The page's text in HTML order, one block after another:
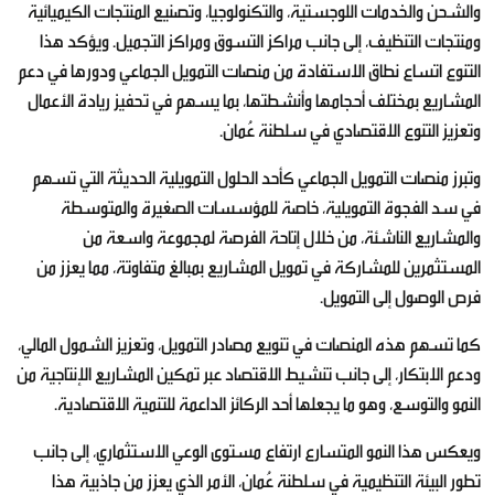
والشحن والخدمات اللوجستية، والتكنولوجيا، وتصنيع المنتجات الكيميائية
ومنتجات التنظيف، إلى جانب مراكز التسوق ومراكز التجميل. ويؤكد هذا
التنوع اتساع نطاق الاستفادة من منصات التمويل الجماعي ودورها في دعم
المشاريع بمختلف أحجامها وأنشطتها، بما يسهم في تحفيز ريادة الأعمال
وتعزيز التنوع الاقتصادي في سلطنة عُمان.
وتبرز منصات التمويل الجماعي كأحد الحلول التمويلية الحديثة التي تسهم
في سد الفجوة التمويلية، خاصة للمؤسسات الصغيرة والمتوسطة
والمشاريع الناشئة، من خلال إتاحة الفرصة لمجموعة واسعة من
المستثمرين للمشاركة في تمويل المشاريع بمبالغ متفاوتة، مما يعزز من
فرص الوصول إلى التمويل.
كما تسهم هذه المنصات في تنويع مصادر التمويل، وتعزيز الشمول المالي،
ودعم الابتكار، إلى جانب تنشيط الاقتصاد عبر تمكين المشاريع الإنتاجية من
النمو والتوسع، وهو ما يجعلها أحد الركائز الداعمة للتنمية الاقتصادية.
ويعكس هذا النمو المتسارع ارتفاع مستوى الوعي الاستثماري، إلى جانب
تطور البيئة التنظيمية في سلطنة عُمان، الأمر الذي يعزز من جاذبية هذا